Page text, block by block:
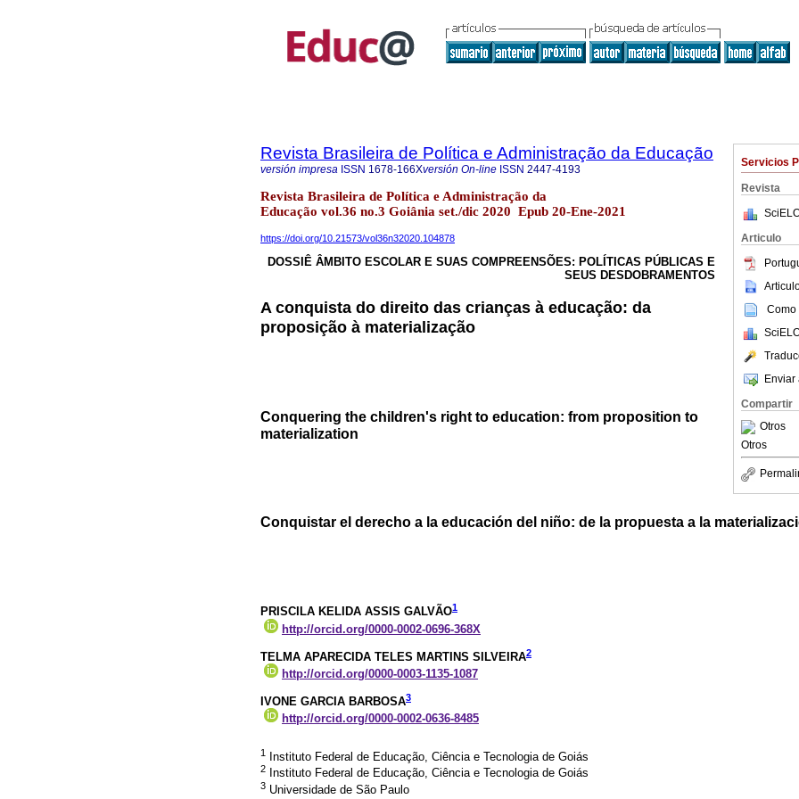
Servicios
Revista
Articulo
Como
Enviar
Compartir
Otros
Otros
Revista Brasileira de Política e Administração da Educação
versión impresa ISSN 1678-166Xversión On-line ISSN 2447-4193
Revista Brasileira de Política e Administração da
Educação vol.36 no.3 Goiânia set./dic 2020 Epub 20-Ene-2021
https://doi.org/10.21573/vol36n32020.104878
DOSSIÊ ÂMBITO ESCOLAR E SUAS COMPREENSÕES: POLÍTICAS PÚBLICAS E
SEUS DESDOBRAMENTOS
A conquista do direito das crianças à educação: da
proposição à materialização
Conquering the children's right to education: from proposition to
materialization
Conquistar el derecho a la educación del niño: de la propuesta a la
PRISCILA KELIDA ASSIS GALVÃO1
http://orcid.org/0000-0002-0696-368X
TELMA APARECIDA TELES MARTINS SILVEIRA2
http://orcid.org/0000-0003-1135-1087
IVONE GARCIA BARBOSA3
http://orcid.org/0000-0002-0636-8485
1 Instituto Federal de Educação, Ciência e Tecnologia de Goiás
2 Instituto Federal de Educação, Ciência e Tecnologia de Goiás
3 Universidade de São Paulo